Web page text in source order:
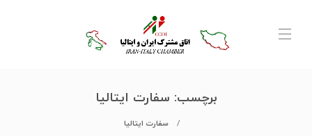
برچسب: سفارت ایتالیا
سفارت ایتالیا